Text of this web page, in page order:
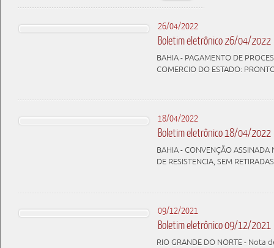
26/04/2022
Boletim eletrônico 26/04/2022
BAHIA - PAGAMENTO DE
COMERCIO DO ESTADO:
18/04/2022
Boletim eletrônico 18/04/2022
BAHIA - CONVENÇÃO ASSINADA
DE RESISTENCIA, SEM
09/12/2021
Boletim eletrônico 09/12/2021
RIO GRANDE DO NORTE -